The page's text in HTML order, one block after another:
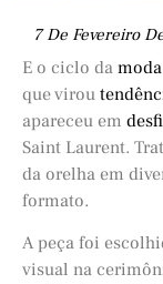
7 De Fevereiro
E o ciclo da moda
que virou
apareceu em
Saint Laurent.
da orelha em
formato.
A peça foi
visual na